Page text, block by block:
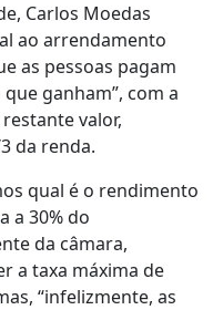
Carlos Moedas
ao arrendamento
as pessoas pagam
ganham”, com a
valor,
da renda.
qual é o rendimento
a 30% do
da câmara,
a taxa máxima de
“infelizmente, as